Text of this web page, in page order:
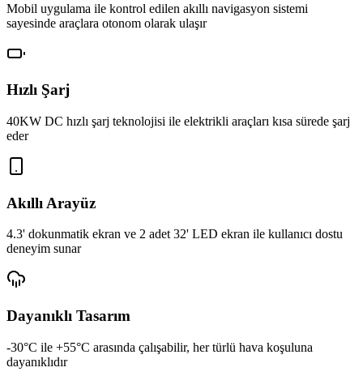
Mobil uygulama ile kontrol edilen akıllı navigasyon sistemi
sayesinde araçlara otonom olarak ulaşır
Hızlı Şarj
40KW DC hızlı şarj teknolojisi ile elektrikli araçları kısa sürede şarj
eder
Akıllı Arayüz
4.3' dokunmatik ekran ve 2 adet 32' LED ekran ile kullanıcı dostu
deneyim sunar
Dayanıklı Tasarım
-30°C ile +55°C arasında çalışabilir, her türlü hava koşuluna
dayanıklıdır